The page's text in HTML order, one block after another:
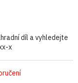
díl a vyhledejte
x